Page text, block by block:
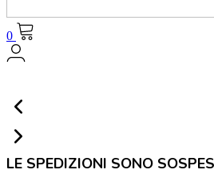
0
LE SPEDIZIONI SONO